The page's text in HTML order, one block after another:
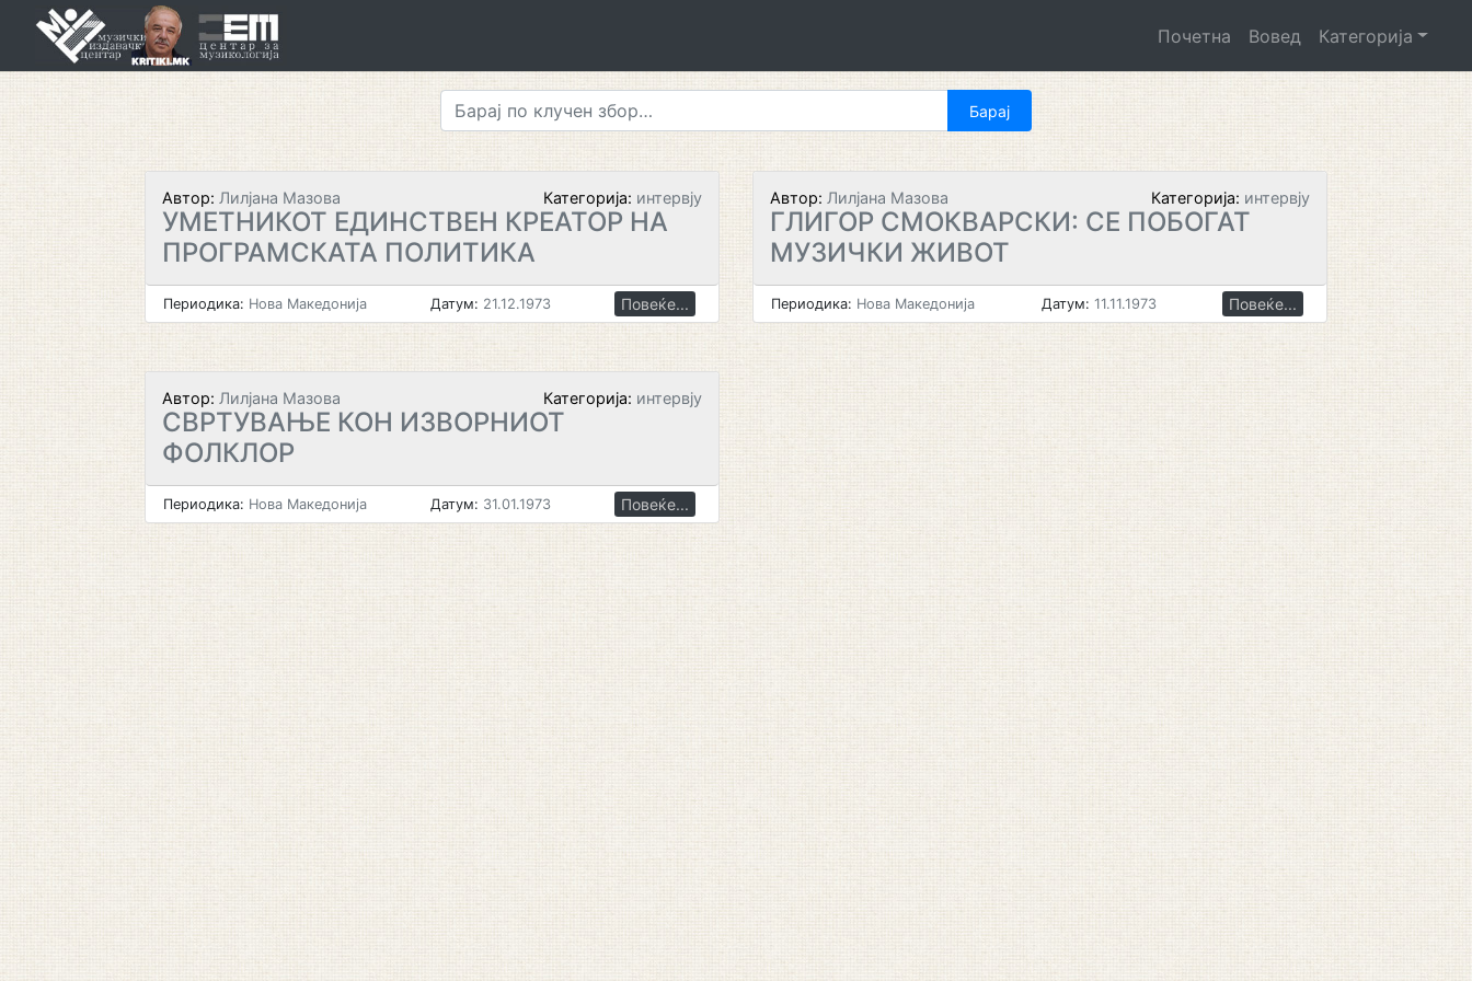
Почетна Вовед Категорија
Автор: Лилјана Мазова Категорија: интервју
УМЕТНИКОТ ЕДИНСТВЕН КРЕАТОР НА
ПРОГРАМСКАТА ПОЛИТИКА
Периодика: Нова Македонија Датум: 21.12.1973 Повеќе...
Автор: Лилјана Мазова Категорија: интервју
ГЛИГОР СМОКВАРСКИ: СЕ ПОБОГАТ
МУЗИЧКИ ЖИВОТ
Периодика: Нова Македонија Датум: 11.11.1973 Повеќе...
Автор: Лилјана Мазова Категорија: интервју
СВРТУВАЊЕ КОН ИЗВОРНИОТ
ФОЛКЛОР
Периодика: Нова Македонија Датум: 31.01.1973 Повеќе...